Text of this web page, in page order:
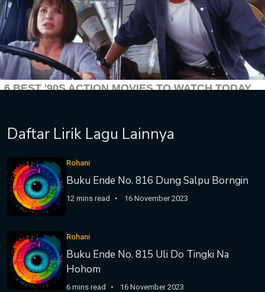
Daftar Lirik Lagu Lainnya
Rohani
Buku Ende No. 816 Dung Salpu Borngin
12 mins read 16 November 2023
Rohani
Buku Ende No. 815 Uli Do Tingki Na
Hohom
6 mins read 16 November 2023